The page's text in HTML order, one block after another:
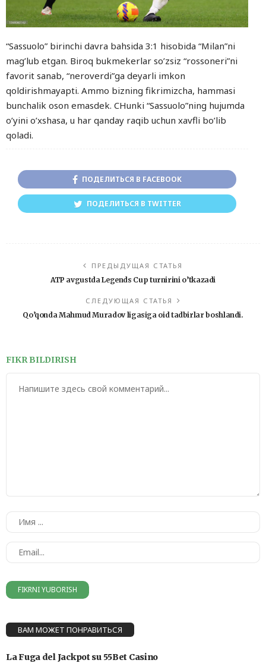
“Sassuolo” birinchi davra bahsida 3:1 hisobida “Milan”ni
mag’lub etgan. Biroq bukmekerlar so’zsiz “rossoneri”ni
favorit sanab, “neroverdi”ga deyarli imkon
qoldirishmayapti. Ammo bizning fikrimizcha, hammasi
bunchalik oson emasdek. CHunki “Sassuolo”ning hujumda
o’yini o’xshasa, u har qanday raqib uchun xavfli bo’lib
qoladi.
ПОДЕЛИТЬСЯ В FACEBOOK
ПОДЕЛИТЬСЯ В TWITTER
ПРЕДЫДУЩАЯ СТАТЬЯ
ATP avgustda Legends Cup turnirini o’tkazadi
СЛЕДУЮЩАЯ СТАТЬЯ
Qo’qonda Mahmud Muradov ligasiga oid tadbirlar boshlandi.
FIKR BILDIRISH
ВАМ МОЖЕТ ПОНРАВИТЬСЯ
La Fuga del Jackpot su 55Bet Casino